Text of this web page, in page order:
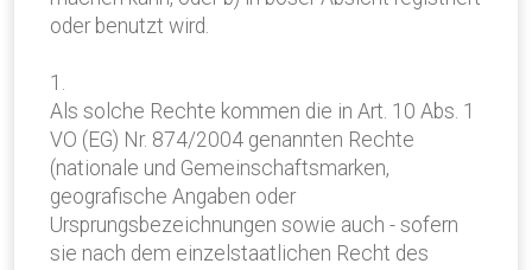
oder benutzt wird.
1.
Als solche Rechte kommen die in Art. 10 Abs. 1
VO (EG) Nr. 874/2004 genannten Rechte
(nationale und Gemeinschaftsmarken,
geografische Angaben oder
Ursprungsbezeichnungen sowie auch - sofern
sie nach dem einzelstaatlichen Recht des